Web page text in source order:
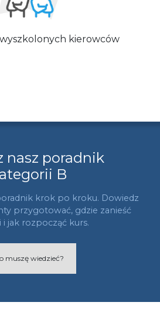
kierowców
nasz poradnik
B
krok po kroku. Dowiedz
przygotować, gdzie zanieść
i jak rozpocząć kurs.
muszę wiedzieć?